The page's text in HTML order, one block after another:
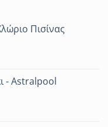
Πισίνας
- Astralpool